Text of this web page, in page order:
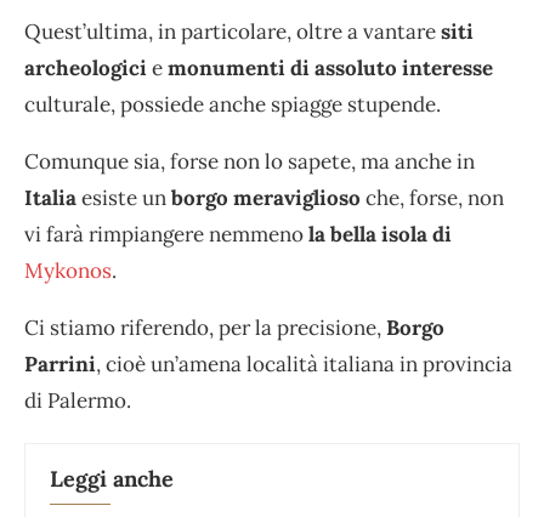
Quest’ultima, in particolare, oltre a vantaresiti
archeologiciemonumenti di assoluto interesse
culturale, possiede anche spiagge stupende.
Comunque sia, forse non lo sapete, ma anche in
Italiaesiste unborgo meraviglioso che, forse, non
vi farà rimpiangere nemmenola bella isola di
Mykonos.
Ci stiamo riferendo, per la precisione,Borgo
Parrini, cioè un’amena località italiana in provincia
di Palermo.
Leggi anche